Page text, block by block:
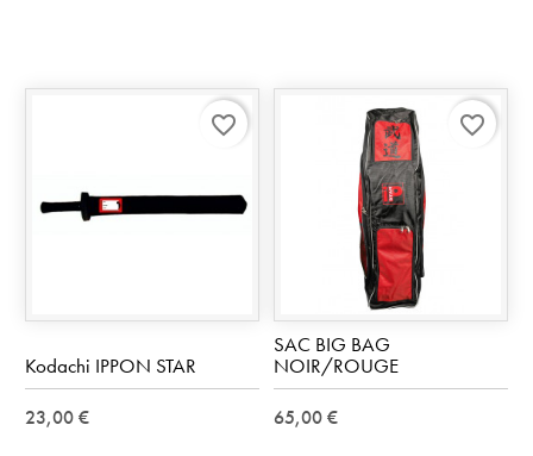
Kodachi IPPON STAR
23,00 €
favorite_border
SAC BIG BAG
NOIR/ROUGE
65,00 €
favorite_border